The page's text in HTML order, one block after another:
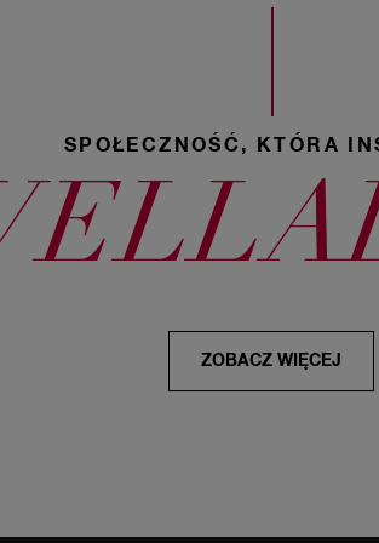
SPOŁECZNOŚĆ, KTÓRA
ZOBACZ WIĘCEJ